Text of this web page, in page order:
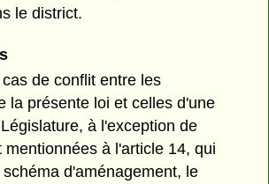
le district.
cas de conflit entre les
la présente loi et celles d'une
à l'exception de
mentionnées à l'article 14, qui
d'aménagement, le